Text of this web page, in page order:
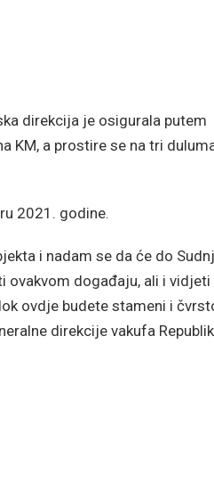
direkcija je osigurala putem
KM, a prostire se na tri
2021. godine.
i nadam se da će do
događaju, ali i vidjeti
ovdje budete stameni i
direkcije vakufa